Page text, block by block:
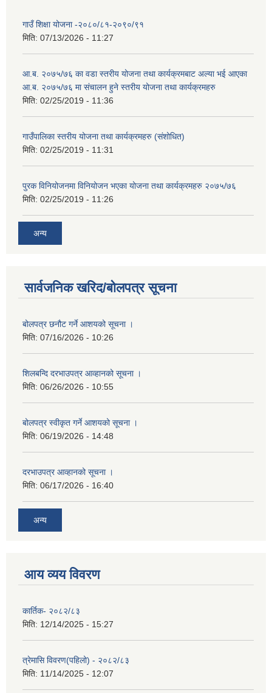
गाउँ शिक्षा योजना -२०८०/८१-२०९०/९१
मिति: 07/13/2026 - 11:27
आ.ब. २०७५/७६ का वडा स्तरीय योजना तथा कार्यक्रमबाट अल्या भई आएका
आ.ब. २०७५/७६ मा स‌ंचालन हुने स्तरीय योजना तथा कार्यक्रमहरु
मिति: 02/25/2019 - 11:36
गाउँपालिका स्तरीय योजना तथा कार्यक्रमहरु (स‌ंशोधित)
मिति: 02/25/2019 - 11:31
पुरक विनियोजनमा विनियोजन भएका योजना तथा कार्यक्रमहरु २०७५/७६
मिति: 02/25/2019 - 11:26
अन्य
सार्वजनिक खरिद/बोलपत्र सूचना
बोलपत्र छनौट गर्ने आशयको सूचना ।
मिति: 07/16/2026 - 10:26
शिलबन्दि दरभाउपत्र आव्हानको सूचना ।
मिति: 06/26/2026 - 10:55
बोलपत्र स्वीकृत गर्ने आशयको सूचना ।
मिति: 06/19/2026 - 14:48
दरभाउपत्र आव्हानको सूचना ।
मिति: 06/17/2026 - 16:40
अन्य
आय व्यय विवरण
कार्तिक- २०८२/८३
मिति: 12/14/2025 - 15:27
त्रेमासि विवरण(पहिलो) - २०८२/८३
मिति: 11/14/2025 - 12:07